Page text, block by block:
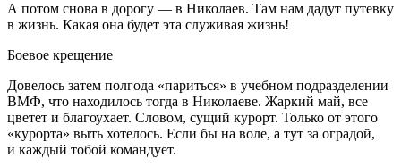
А потом снова в дорогу — в Николаев. Там нам дадут путевку
в жизнь. Какая она будет эта служивая жизнь!
Боевое крещение
Довелось затем полгода «париться» в учебном подразделении
ВМФ, что находилось тогда в Николаеве. Жаркий май, все
цветет и благоухает. Словом, сущий курорт. Только от этого
«курорта» выть хотелось. Если бы на воле, а тут за оградой,
и каждый тобой командует.